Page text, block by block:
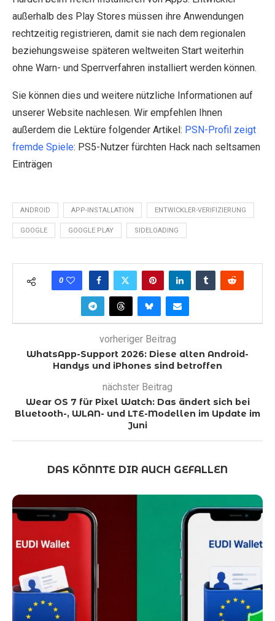
außerhalb des Play Stores müssen ihre Anwendungen
rechtzeitig registrieren, damit sie nach dem regionalen
beziehungsweise späteren weltweiten Start weiterhin
ohne Warn- und Sperrverfahren installiert werden können.
Sie können dies und weitere nützliche Informationen auf
unserer Website nachlesen. Wir empfehlen Ihnen
außerdem die Lektüre folgender Artikel: PSN-Profil zeigt
fremde Spiele: PS5-Nutzer fürchten Hack nach seltsamen
Einträgen
ANDROID APP-INSTALLATION ENTWICKLER-VERIFIZIERUNG
GOOGLE GOOGLE PLAY SIDELOADING
0
vorheriger Beitrag
WhatsApp-Support 2026: Diese alten Android-
Handys und iPhones sind betroffen
nächster Beitrag
Wear OS 7 für Pixel Watch: Das ändert sich bei
Bluetooth-, WLAN- und LTE-Modellen im Update im
Juni
DAS KÖNNTE DIR AUCH GEFALLEN